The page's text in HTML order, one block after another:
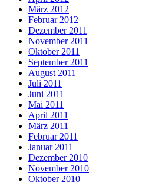
März 2012
Februar 2012
Dezember 2011
November 2011
Oktober 2011
September 2011
August 2011
Juli 2011
Juni 2011
Mai 2011
April 2011
März 2011
Februar 2011
Januar 2011
Dezember 2010
November 2010
Oktober 2010